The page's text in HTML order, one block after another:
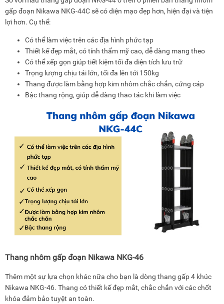
gấp đoạn Nikawa NKG-44C sẽ có diện mạo đẹp hơn, hiện đại và tiện
lợi hơn. Cụ thể:
Có thể làm việc trên các địa hình phức tạp
Thiết kế đẹp mắt, có tính thẩm mỹ cao, dễ dàng mang theo
Có thể xếp gọn giúp tiết kiệm tối đa diện tích lưu trữ
Trọng lượng chịu tải lớn, tối đa lên tới 150kg
Thang được làm bằng hợp kim nhôm chắc chắn, cứng cáp
Bậc thang rộng, giúp dễ dàng thao tác khi làm việc
Thang nhôm gấp đoạn Nikawa NKG-46
Thêm một sự lựa chọn khác nữa cho bạn là dòng thang gấp 4 khúc
Nikawa NKG-46. Thang có thiết kế đẹp mắt, chắc chắn với các chốt
khóa đảm bảo tuyệt an toàn.